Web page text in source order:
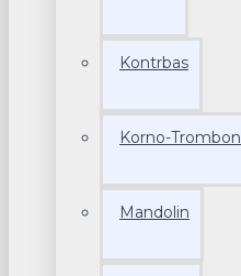
Kontrbas
Korno-Trombon
Mandolin